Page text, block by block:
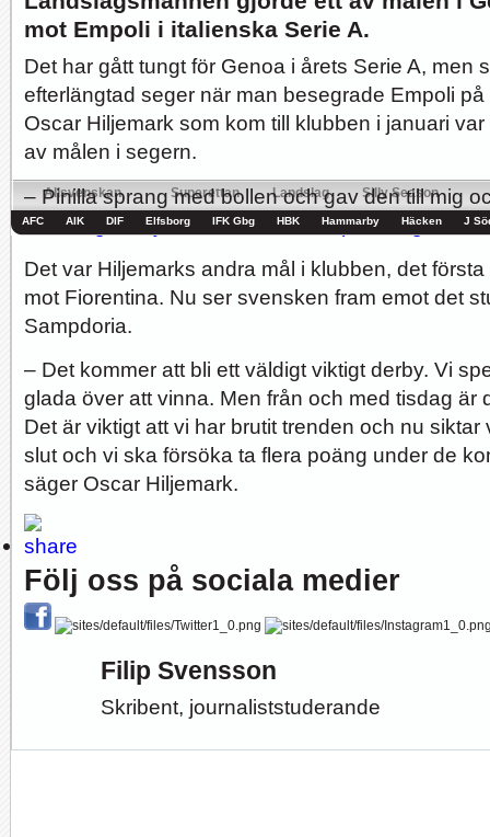
Hur länge orkar Swärdh?
Under en längre tid har kritiken mot Kalmar FFs...
Image:
Bäst i stan efter sex...Inte för att det kanske har så stor betydelse i...
Allsvenskan
AFC AIK DIF Elfsborg IFK Gbg HBK Hammarby Häcken J
Superettan Landslag Silly Season
mot Empoli i italienska Serie A.
Det har gått tungt för Genoa i årets Serie A, men
efterlängtad seger när man besegrade Empoli
Oscar Hiljemark som kom till klubben i januari
av målen i segern.
– Pinilla sprang med bollen och gav den till mig
den,säger Hiljemark till italienska
Det var Hiljemarks andra mål i klubben, det
mot Fiorentina. Nu ser svensken fram emot det
Sampdoria.
– Det kommer att bli ett väldigt viktigt derby. Vi
glada över att vinna. Men från och med tisdag är
Det är viktigt att vi har brutit trenden och nu siktar
slut och vi ska försöka ta flera poäng under de
säger Oscar Hiljemark.
Följ oss på sociala medier
Filip Svensson
Skribent, journaliststuderande